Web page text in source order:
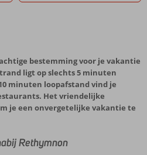
bestemming voor je vakantie
ligt op slechts 5 minuten
minuten loopafstand vind je
Het vriendelijke
je een onvergetelijke vakantie te
Rethymnon